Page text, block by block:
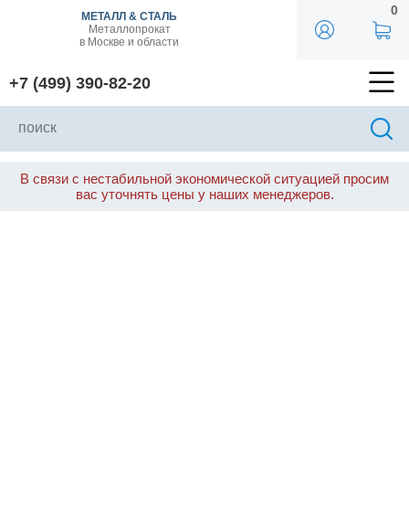
МЕТАЛЛ & СТАЛЬ
Металлопрокат
в Москве и области
+7 (499) 390-82-20
0
В связи с нестабильной экономической ситуацией просим
вас уточнять цены у наших менеджеров.